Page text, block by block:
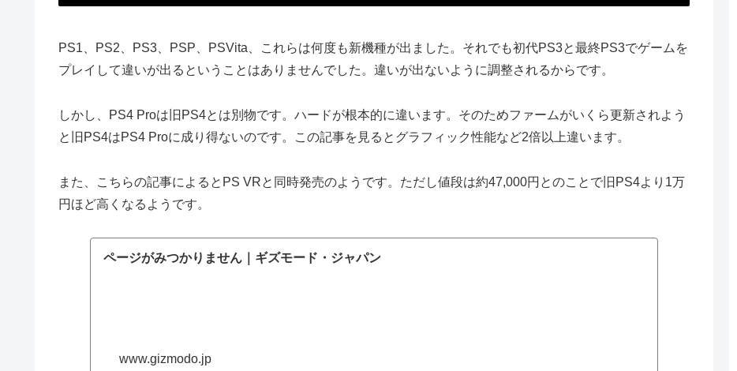
PS1、PS2、PS3、PSP、PSVita、これらは何度も新機種が出ました。それでも初代PS3と最終PS3でゲームを
プレイして違いが出るということはありませんでした。違いが出ないように調整されるからです。
しかし、PS4 Proは旧PS4とは別物です。ハードが根本的に違います。そのためファームがいくら更新されよう
と旧PS4はPS4 Proに成り得ないのです。この記事を見るとグラフィック性能など2倍以上違います。
また、こちらの記事によるとPS VRと同時発売のようです。ただし値段は約47,000円とのことで旧PS4より1万
円ほど高くなるようです。
ページがみつかりません｜ギズモード・ジャパン
www.gizmodo.jp